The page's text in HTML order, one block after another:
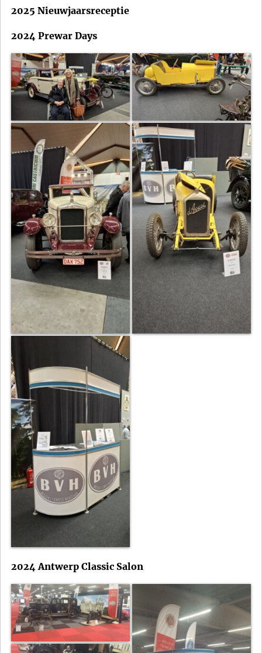
2025 Nieuwjaarsreceptie
2024 Prewar Days
2024 Antwerp Classic Salon